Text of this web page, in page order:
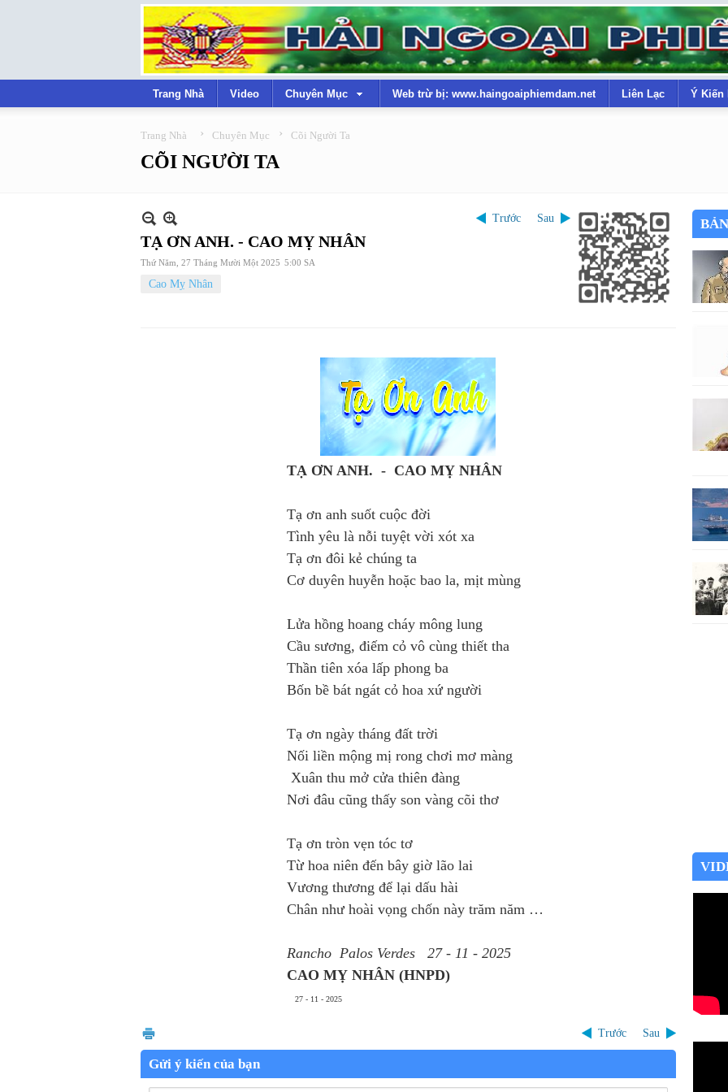
Trang Nhà Video Chuyên Mục Web trừ bị: www.haingoaiphiemdam.net Liên Lạc Ý Kiến
Trang Nhà › Chuyên Mục › Cõi Người Ta
CÕI NGƯỜI TA
Trước Sau
TẠ ƠN ANH. - CAO MỴ NHÂN
Thứ Năm, 27 Tháng Mười Một 2025 5:00 SA
Cao Mỵ Nhân
TẠ ƠN ANH. - CAO MỴ NHÂN
Tạ ơn anh suốt cuộc đời
Tình yêu là nỗi tuyệt vời xót xa
Tạ ơn đôi kẻ chúng ta
Cơ duyên huyễn hoặc bao la, mịt mùng
Lửa hồng hoang cháy mông lung
Cầu sương, điếm cỏ vô cùng thiết tha
Thần tiên xóa lấp phong ba
Bốn bề bát ngát cỏ hoa xứ người
Tạ ơn ngày tháng đất trời
Nối liền mộng mị rong chơi mơ màng
Xuân thu mở cửa thiên đàng
Nơi đâu cũng thấy son vàng cõi thơ
Tạ ơn tròn vẹn tóc tơ
Từ hoa niên đến bây giờ lão lai
Vương thương để lại dấu hài
Chân như hoài vọng chốn này trăm năm …
Rancho Palos Verdes
27 - 11 - 2025
CAO MỴ NHÂN (HNPD)
27 - 11 - 2025
Trước Sau
Gửi ý kiến của bạn